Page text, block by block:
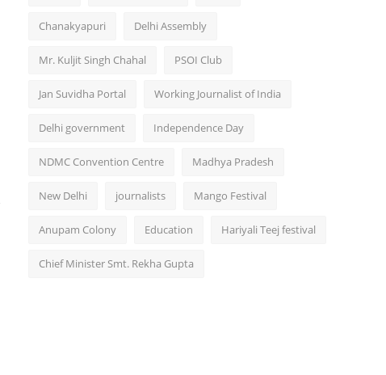
Chanakyapuri Delhi Assembly
Mr. Kuljit Singh Chahal PSOI Club
Jan Suvidha Portal Working Journalist of India
Delhi government Independence Day
NDMC Convention Centre Madhya Pradesh
New Delhi journalists Mango Festival
Anupam Colony Education Hariyali Teej festival
Chief Minister Smt. Rekha Gupta